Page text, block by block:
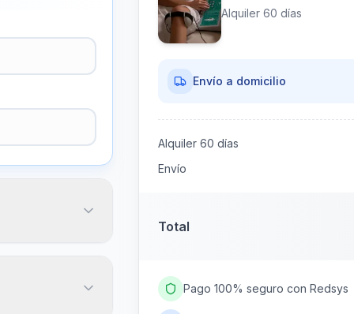
Alquiler 60 días
Envío a domicilio
Alquiler 60 días
Envío
Total
Pago 100% seguro con Redsys